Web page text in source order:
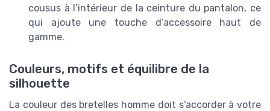
cousus à l’intérieur de la ceinture du pantalon, ce
qui ajoute une touche d’accessoire haut de
gamme.
Couleurs, motifs et équilibre de la
silhouette
La couleur des bretelles homme doit s’accorder à votre